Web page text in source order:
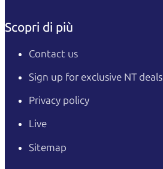
Scopri di più
Contact us
Sign up for exclusive NT deals
Privacy policy
Live
Sitemap